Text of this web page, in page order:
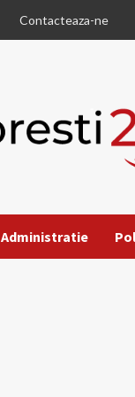
Contacteaza-ne
Administratie